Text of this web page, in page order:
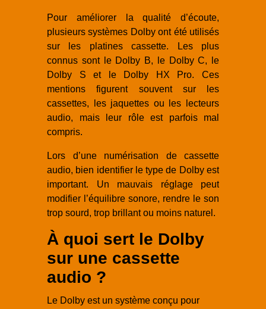
Pour améliorer la qualité d’écoute,
plusieurs systèmes Dolby ont été utilisés
sur les platines cassette. Les plus
connus sont le Dolby B, le Dolby C, le
Dolby S et le Dolby HX Pro. Ces
mentions figurent souvent sur les
cassettes, les jaquettes ou les lecteurs
audio, mais leur rôle est parfois mal
compris.
Lors d’une numérisation de cassette
audio, bien identifier le type de Dolby est
important. Un mauvais réglage peut
modifier l’équilibre sonore, rendre le son
trop sourd, trop brillant ou moins naturel.
À quoi sert le Dolby
sur une cassette
audio ?
Le Dolby est un système conçu pour